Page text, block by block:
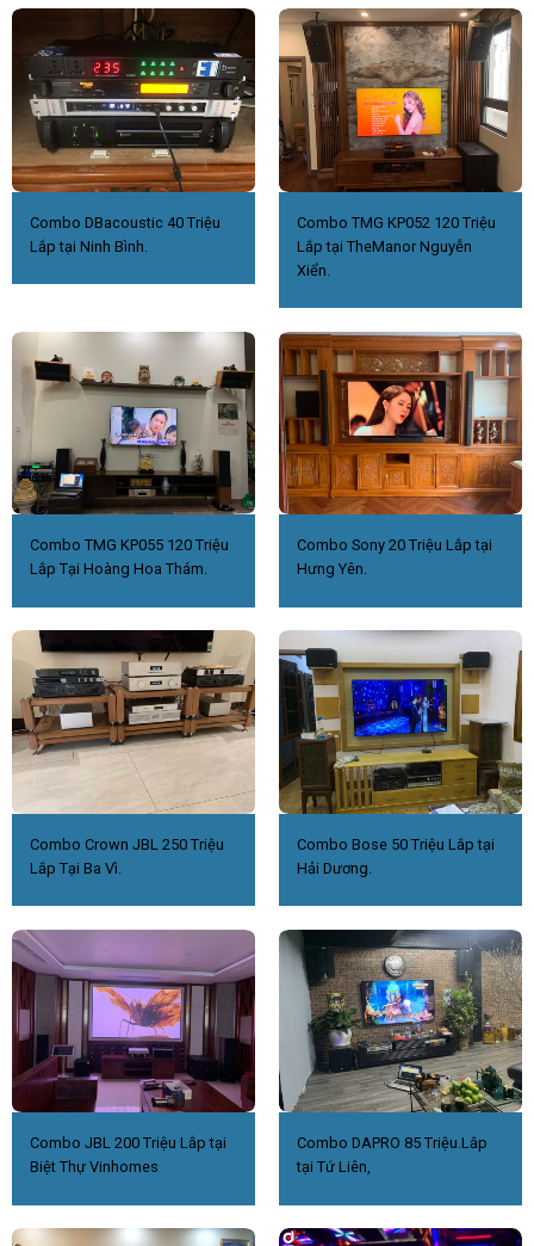
Combo DBacoustic 40 Triệu
Lắp tại Ninh Bình.
Combo TMG KP052 120 Triệu
Lắp tại TheManor Nguyễn
Xiển.
Combo TMG KP055 120 Triệu
Lắp Tại Hoàng Hoa Thám.
Combo Sony 20 Triệu Lắp tại
Hưng Yên.
Combo Crown JBL 250 Triệu
Lắp Tại Ba Vì.
Combo Bose 50 Triệu Lắp tại
Hải Dương.
Combo JBL 200 Triệu Lắp tại
Biệt Thự Vinhomes
Combo DAPRO 85 Triệu.Lắp
tại Tứ Liên,